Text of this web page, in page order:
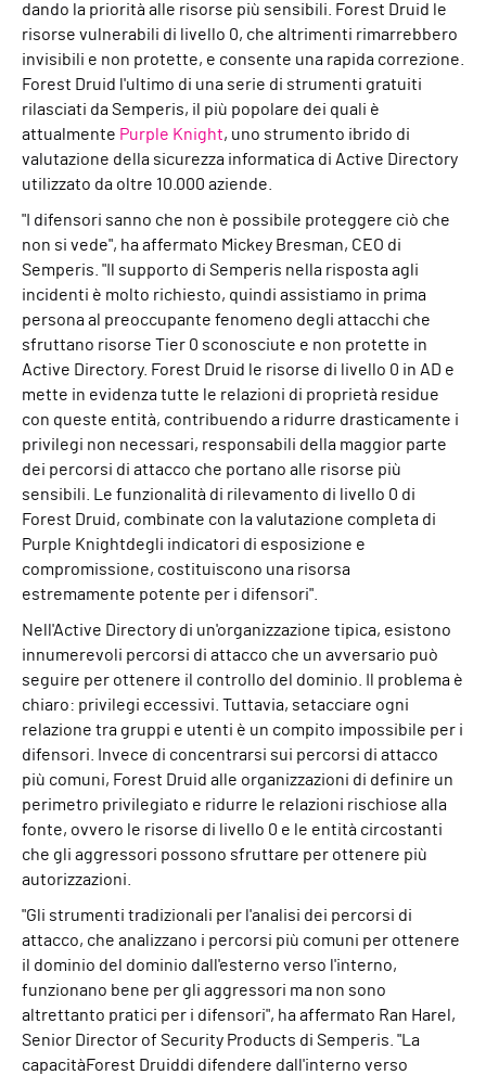
dando la priorità alle risorse più sensibili. Forest Druid le
risorse vulnerabili di livello 0, che altrimenti rimarrebbero
invisibili e non protette, e consente una rapida correzione.
Forest Druid l'ultimo di una serie di strumenti gratuiti
rilasciati da Semperis, il più popolare dei quali è
attualmente Purple Knight, uno strumento ibrido di
valutazione della sicurezza informatica di Active Directory
utilizzato da oltre 10.000 aziende.
"I difensori sanno che non è possibile proteggere ciò che
non si vede", ha affermato Mickey Bresman, CEO di
Semperis. "Il supporto di Semperis nella risposta agli
incidenti è molto richiesto, quindi assistiamo in prima
persona al preoccupante fenomeno degli attacchi che
sfruttano risorse Tier 0 sconosciute e non protette in
Active Directory. Forest Druid le risorse di livello 0 in AD e
mette in evidenza tutte le relazioni di proprietà residue
con queste entità, contribuendo a ridurre drasticamente i
privilegi non necessari, responsabili della maggior parte
dei percorsi di attacco che portano alle risorse più
sensibili. Le funzionalità di rilevamento di livello 0 di
Forest Druid, combinate con la valutazione completa di
Purple Knightdegli indicatori di esposizione e
compromissione, costituiscono una risorsa
estremamente potente per i difensori".
Nell'Active Directory di un'organizzazione tipica, esistono
innumerevoli percorsi di attacco che un avversario può
seguire per ottenere il controllo del dominio. Il problema è
chiaro: privilegi eccessivi. Tuttavia, setacciare ogni
relazione tra gruppi e utenti è un compito impossibile per i
difensori. Invece di concentrarsi sui percorsi di attacco
più comuni, Forest Druid alle organizzazioni di definire un
perimetro privilegiato e ridurre le relazioni rischiose alla
fonte, ovvero le risorse di livello 0 e le entità circostanti
che gli aggressori possono sfruttare per ottenere più
autorizzazioni.
"Gli strumenti tradizionali per l'analisi dei percorsi di
attacco, che analizzano i percorsi più comuni per ottenere
il dominio del dominio dall'esterno verso l'interno,
funzionano bene per gli aggressori ma non sono
altrettanto pratici per i difensori", ha affermato Ran Harel,
Senior Director of Security Products di Semperis. "La
capacitàForest Druiddi difendere dall'interno verso